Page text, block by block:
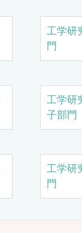
工学研
門
工学研
子部門
工学研
門